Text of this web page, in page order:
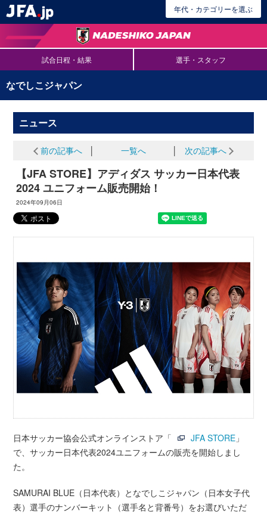
年代・カテゴリーを選ぶ
試合日程・結果 選手・スタッフ
なでしこジャパン
ニュース
前の記事へ 一覧へ 次の記事へ
【JFA STORE】アディダス サッカー日本代表
2024 ユニフォーム販売開始！
2024年09月06日
日本サッカー協会公式オンラインストア「 JFA STORE 」
で、サッカー日本代表2024ユニフォームの販売を開始しまし
た。
SAMURAI BLUE（日本代表）となでしこジャパン（日本女子代
表）選手のナンバーキット（選手名と背番号）をお選びいただ